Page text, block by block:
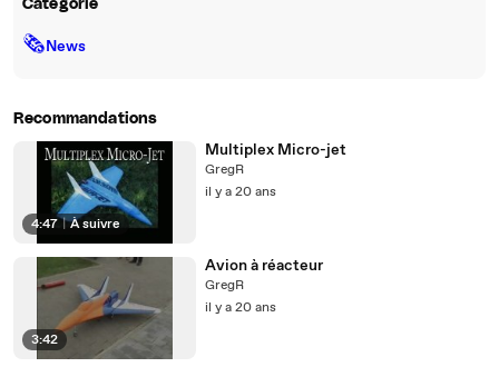
Catégorie
🗞News
Recommandations
4:47 | À suivre
Multiplex Micro-jet
GregR
il y a 20 ans
3:42
Avion à réacteur
GregR
il y a 20 ans